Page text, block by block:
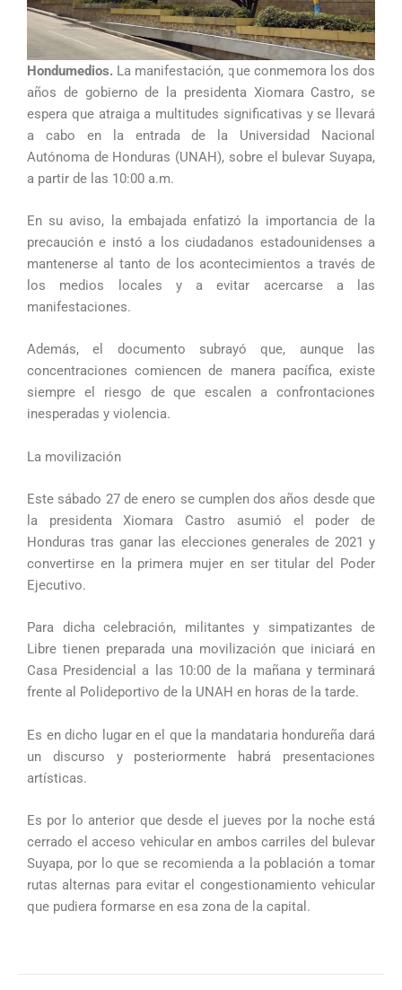
Hondumedios. La manifestación, que conmemora los dos
años de gobierno de la presidenta Xiomara Castro, se
espera que atraiga a multitudes significativas y se llevará
a cabo en la entrada de la Universidad Nacional
Autónoma de Honduras (UNAH), sobre el bulevar Suyapa,
a partir de las 10:00 a.m.
En su aviso, la embajada enfatizó la importancia de la
precaución e instó a los ciudadanos estadounidenses a
mantenerse al tanto de los acontecimientos a través de
los medios locales y a evitar acercarse a las
manifestaciones.
Además, el documento subrayó que, aunque las
concentraciones comiencen de manera pacífica, existe
siempre el riesgo de que escalen a confrontaciones
inesperadas y violencia.
La movilización
Este sábado 27 de enero se cumplen dos años desde que
la presidenta Xiomara Castro asumió el poder de
Honduras tras ganar las elecciones generales de 2021 y
convertirse en la primera mujer en ser titular del Poder
Ejecutivo.
Para dicha celebración, militantes y simpatizantes de
Libre tienen preparada una movilización que iniciará en
Casa Presidencial a las 10:00 de la mañana y terminará
frente al Polideportivo de la UNAH en horas de la tarde.
Es en dicho lugar en el que la mandataria hondureña dará
un discurso y posteriormente habrá presentaciones
artísticas.
Es por lo anterior que desde el jueves por la noche está
cerrado el acceso vehicular en ambos carriles del bulevar
Suyapa, por lo que se recomienda a la población a tomar
rutas alternas para evitar el congestionamiento vehicular
que pudiera formarse en esa zona de la capital.